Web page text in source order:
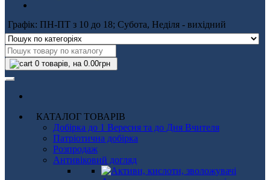
Графік: ПН-ПТ з 10 до 18; Субота, Неділя - вихідний
0 товарів, на 0.00грн
КАТАЛОГ ТОВАРІВ
Добірка до 1 Вересня та до Дня Вчителя
Патріотична добірка
Розпродаж
Антивіковий догляд